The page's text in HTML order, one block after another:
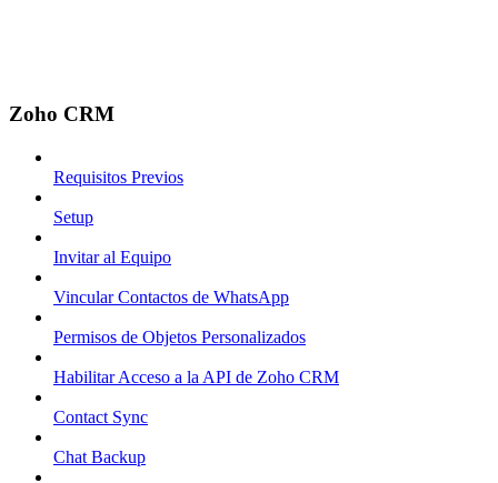
Zoho CRM
Requisitos Previos
Setup
Invitar al Equipo
Vincular Contactos de WhatsApp
Permisos de Objetos Personalizados
Habilitar Acceso a la API de Zoho CRM
Contact Sync
Chat Backup